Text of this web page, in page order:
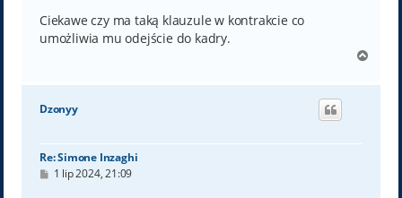
Ciekawe czy ma taką klauzule w kontrakcie co
umożliwia mu odejście do kadry.
g
Dzonyy
Re: Simone Inzaghi
P1 lip 2024, 21:09